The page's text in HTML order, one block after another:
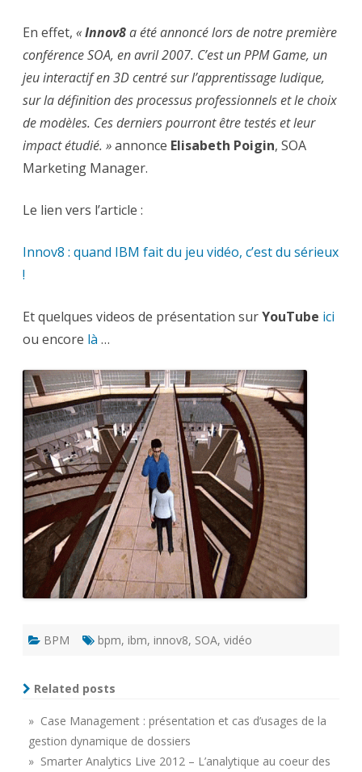
En effet, «Innov8a été annoncé lors de notre première
conférence SOA, en avril 2007. C’est un PPM Game, un
jeu interactif en 3D centré sur l’apprentissage ludique,
sur la définition des processus professionnels et le choix
de modèles. Ces derniers pourront être testés et leur
impact étudié. »annonce Elisabeth Poigin, SOA
Marketing Manager.
Le lien vers l’article :
Innov8 : quand IBM fait du jeu vidéo, c’est du sérieux
!
Et quelques videos de présentation surYouTube ici
ou encore là …
BPM bpm, ibm, innov8, SOA, vidéo
Related posts
» Case Management : présentation et cas d’usages de la
gestion dynamique de dossiers
» Smarter Analytics Live 2012 – L’analytique au coeur des